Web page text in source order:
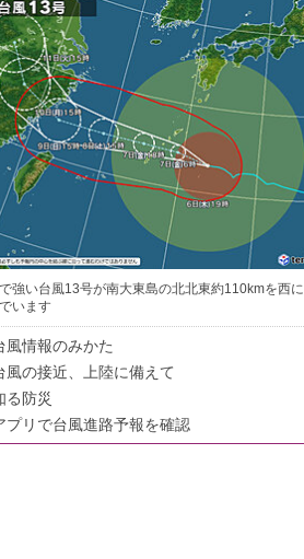
強い台風13号が南大東島の北北東約110kmを西に
います
風情報のみかた
風の接近、上陸に備えて
る防災
プリで台風進路予報を確認